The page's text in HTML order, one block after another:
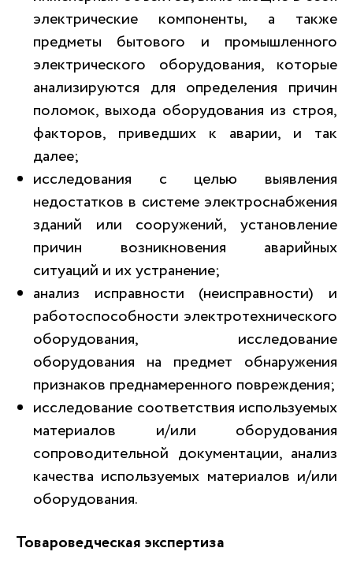
электрические компоненты, а также
предметы бытового и промышленного
электрического оборудования, которые
анализируются для определения причин
поломок, выхода оборудования из строя,
факторов, приведших к аварии, и так
далее;
исследования с целью выявления
недостатков в системе электроснабжения
зданий или сооружений, установление
причин возникновения аварийных
ситуаций и их устранение;
анализ исправности (неисправности) и
работоспособности электротехнического
оборудования, исследование
оборудования на предмет обнаружения
признаков преднамеренного повреждения;
исследование соответствия используемых
материалов и/или оборудования
сопроводительной документации, анализ
качества используемых материалов и/или
оборудования.
Товароведческая экспертиза